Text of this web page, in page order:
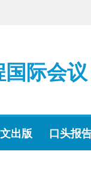
际会议
出版 口头报